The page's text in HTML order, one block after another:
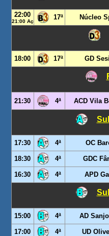
22:00
21:00 Aç
17ª Núcleo
18:00 17ª GD
21:30 4ª ACD Vila
17:30 4ª OC
18:30 4ª GDC
16:30 4ª APD
15:00 4ª AD
17:00 4ª UD